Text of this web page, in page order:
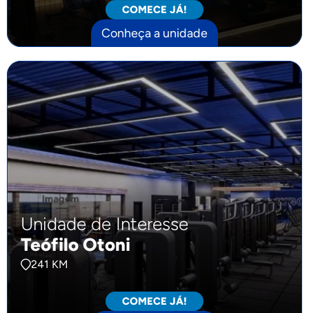
COMECE JÁ!
Conheça a unidade
Unidade de Interesse
Teófilo Otoni
241 KM
COMECE JÁ!